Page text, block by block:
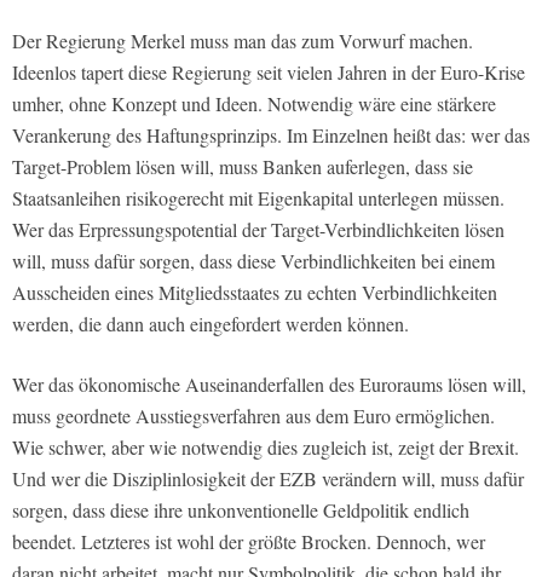
Der Regierung Merkel muss man das zum Vorwurf machen.
Ideenlos tapert diese Regierung seit vielen Jahren in der Euro-Krise
umher, ohne Konzept und Ideen. Notwendig wäre eine stärkere
Verankerung des Haftungsprinzips. Im Einzelnen heißt das: wer das
Target-Problem lösen will, muss Banken auferlegen, dass sie
Staatsanleihen risikogerecht mit Eigenkapital unterlegen müssen.
Wer das Erpressungspotential der Target-Verbindlichkeiten lösen
will, muss dafür sorgen, dass diese Verbindlichkeiten bei einem
Ausscheiden eines Mitgliedsstaates zu echten Verbindlichkeiten
werden, die dann auch eingefordert werden können.
Wer das ökonomische Auseinanderfallen des Euroraums lösen will,
muss geordnete Ausstiegsverfahren aus dem Euro ermöglichen.
Wie schwer, aber wie notwendig dies zugleich ist, zeigt der Brexit.
Und wer die Disziplinlosigkeit der EZB verändern will, muss dafür
sorgen, dass diese ihre unkonventionelle Geldpolitik endlich
beendet. Letzteres ist wohl der größte Brocken. Dennoch, wer